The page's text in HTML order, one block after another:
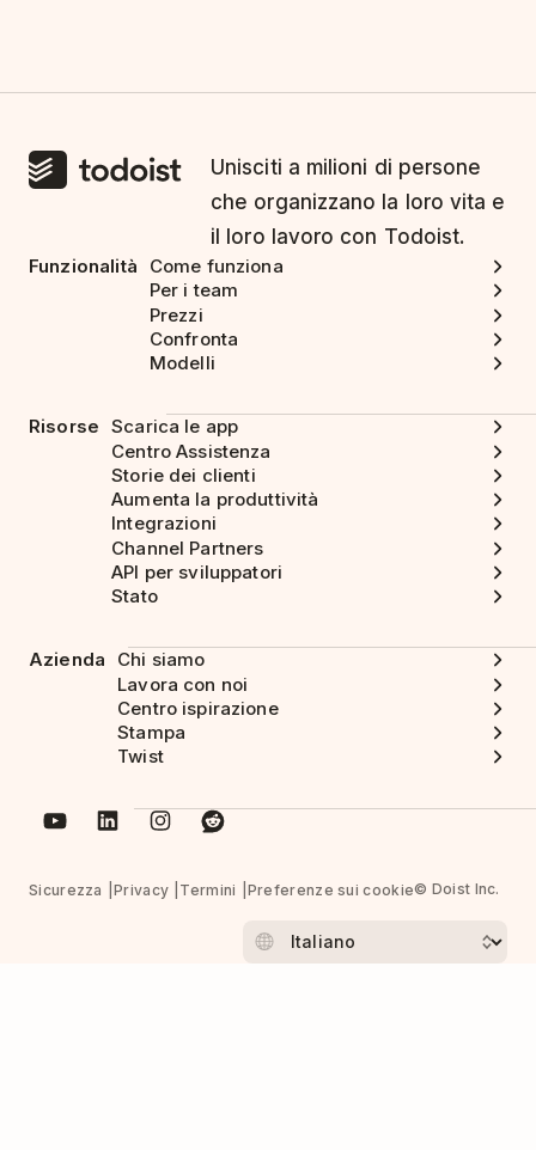
Unisciti a milioni di persone
che organizzano la loro vita e
il loro lavoro con Todoist.
Funzionalità
Come funziona
Per i team
Prezzi
Confronta
Modelli
Risorse Scarica le app
Centro Assistenza
Storie dei clienti
Aumenta la produttività
Integrazioni
Channel Partners
API per sviluppatori
Stato
Azienda
Chi siamo
Lavora con noi
Centro ispirazione
Stampa
Twist
Sicurezza Privacy Termini Preferenze sui cookie© Doist Inc.